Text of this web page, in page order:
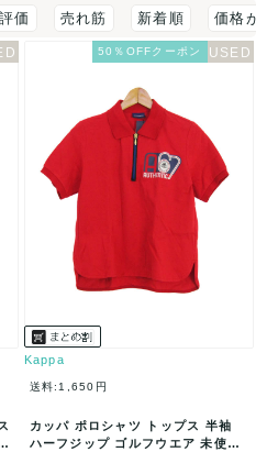
価 売れ筋 新着順 価格が
50％OFFクーポン
Kappa
送料:1,650円
カッパ ポロシャツ トップス 半袖
ハーフジップ ゴルフウエア 未使用